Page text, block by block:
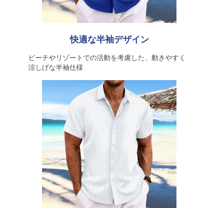
快適な半袖デザイン
ビーチやリゾートでの活動を考慮した、動きやすく
涼しげな半袖仕様